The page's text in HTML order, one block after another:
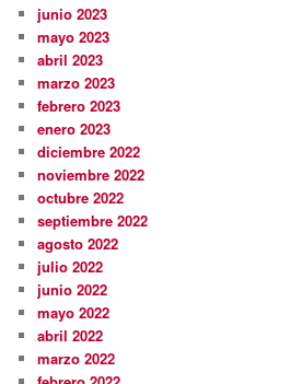
junio 2023
mayo 2023
abril 2023
marzo 2023
febrero 2023
enero 2023
diciembre 2022
noviembre 2022
octubre 2022
septiembre 2022
agosto 2022
julio 2022
junio 2022
mayo 2022
abril 2022
marzo 2022